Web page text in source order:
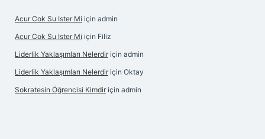
Acur Cok Su Ister Mi için admin
Acur Cok Su Ister Mi için Filiz
Liderlik Yaklaşımları Nelerdir için admin
Liderlik Yaklaşımları Nelerdir için Oktay
Sokratesin Öğrencisi Kimdir için admin